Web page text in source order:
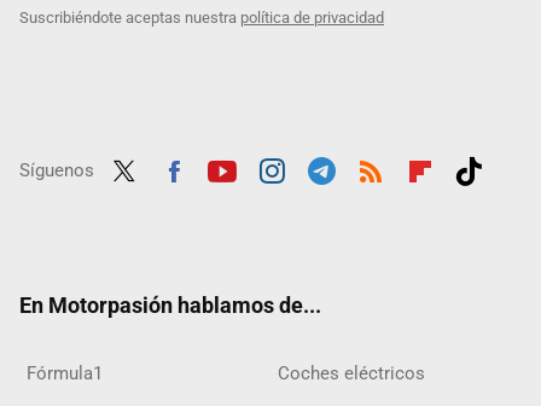
Suscribiéndote aceptas nuestra política de privacidad
Síguenos
En Motorpasión hablamos de...
Fórmula1 Coches eléctricos